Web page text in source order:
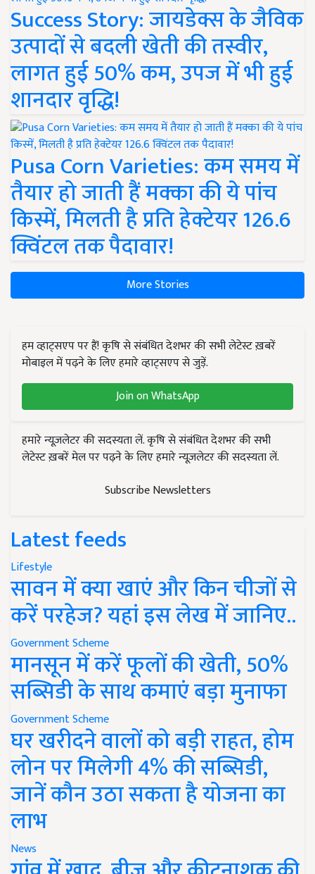
Success Story: जायडेक्स के जैविक
उत्पादों से बदली खेती की तस्वीर,
लागत हुई 50% कम, उपज में भी हुई
शानदार वृद्धि!
Pusa Corn Varieties: कम समय में
तैयार हो जाती हैं मक्का की ये पांच
किस्में, मिलती है प्रति हेक्टेयर 126.6
क्विंटल तक पैदावार!
More Stories
हम व्हाट्सएप पर हैं! कृषि से संबंधित देशभर की सभी लेटेस्ट ख़बरें
मोबाइल में पढ़ने के लिए हमारे व्हाट्सएप से जुड़ें.
Join on WhatsApp
हमारे न्यूज़लेटर की सदस्यता लें. कृषि से संबंधित देशभर की सभी
लेटेस्ट ख़बरें मेल पर पढ़ने के लिए हमारे न्यूज़लेटर की सदस्यता लें.
Subscribe Newsletters
Latest feeds
Lifestyle
सावन में क्या खाएं और किन चीजों से
करें परहेज? यहां इस लेख में जानिए..
Government Scheme
मानसून में करें फूलों की खेती, 50%
सब्सिडी के साथ कमाएं बड़ा मुनाफा
Government Scheme
घर खरीदने वालों को बड़ी राहत, होम
लोन पर मिलेगी 4% की सब्सिडी,
जानें कौन उठा सकता है योजना का
लाभ
News